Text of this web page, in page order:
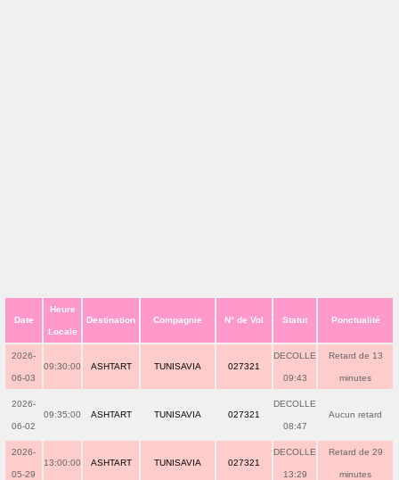
Date
Heure
Locale
Destination Compagnie N° de Vol Statut Ponctualité
2026-
06-03
09:30:00 ASHTART TUNISAVIA 027321
DECOLLE
09:43
Retard de 13
minutes
2026-
06-02
09:35:00 ASHTART TUNISAVIA 027321
DECOLLE
08:47
Aucun retard
2026-
05-29
13:00:00 ASHTART TUNISAVIA 027321
DECOLLE
13:29
Retard de 29
minutes